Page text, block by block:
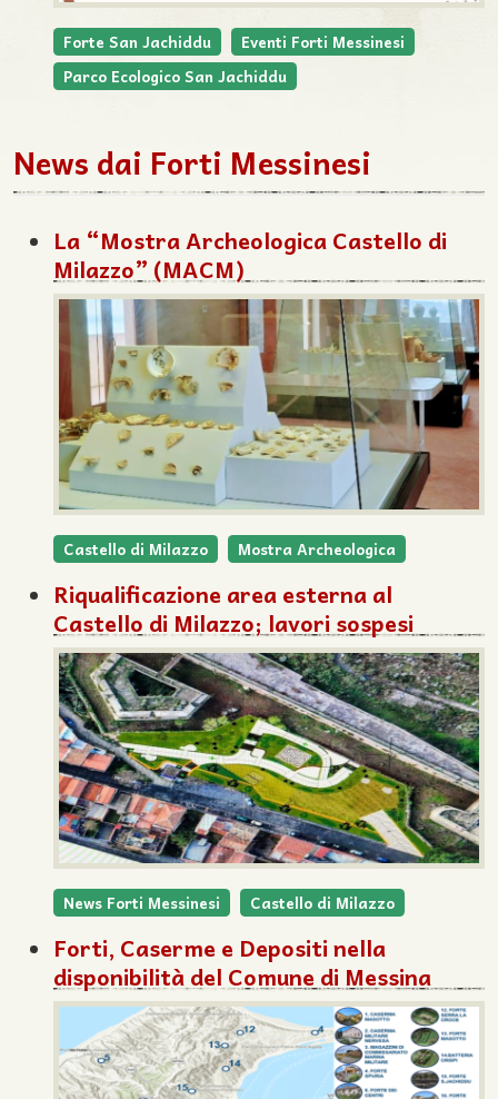
Forte San Jachiddu
Eventi Forti Messinesi
Parco Ecologico San Jachiddu
News dai Forti Messinesi
La “Mostra Archeologica Castello di
Milazzo” (MACM)
Castello di Milazzo Mostra Archeologica
Riqualificazione area esterna al
Castello di Milazzo; lavori sospesi
News Forti Messinesi Castello di Milazzo
Forti, Caserme e Depositi nella
disponibilità del Comune di Messina